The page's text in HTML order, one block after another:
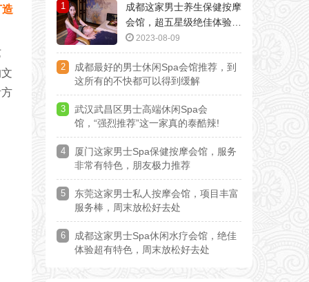
造 1
成都这家男士养生保健按摩
会馆，超五星级绝佳体验，
朋友极力推荐
2023-08-09
2
成都最好的男士休闲Spa会馆推荐，到
这所有的不快都可以得到缓解
3
武汉武昌区男士高端休闲Spa会
馆，“强烈推荐”这一家真的泰酷辣!
4
厦门这家男士Spa保健按摩会馆，服务
非常有特色，朋友极力推荐
5
东莞这家男士私人按摩会馆，项目丰富
服务棒，周末放松好去处
6
成都这家男士Spa休闲水疗会馆，绝佳
体验超有特色，周末放松好去处